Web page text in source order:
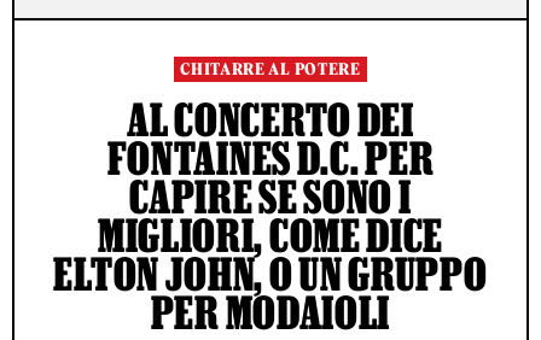
CHITARRE AL POTERE
AL CONCERTO DEI
FONTAINES D.C. PER
CAPIRE SE SONO I
MIGLIORI, COME DICE
ELTON JOHN, O UN GRUPPO
PER MODAIOLI